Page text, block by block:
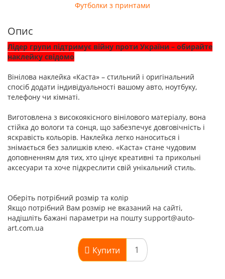
Футболки з принтами
Опис
Лідер групи підтримує війну проти України – обирайте
наклейку свідомо
Вінілова наклейка «Каста» – стильний і оригінальний
спосіб додати індивідуальності вашому авто, ноутбуку,
телефону чи кімнаті.
Виготовлена з високоякісного вінілового матеріалу, вона
стійка до вологи та сонця, що забезпечує довговічність і
яскравість кольорів. Наклейка легко наноситься і
знімається без залишків клею. «Каста» стане чудовим
доповненням для тих, хто цінує креативні та прикольні
аксесуари та хоче підкреслити свій унікальний стиль.
Оберіть потрібний розмір та колір
Якщо потрібний Вам розмір не вказаний на сайті,
надішліть бажані параметри на пошту support@auto-
art.com.ua
Купити